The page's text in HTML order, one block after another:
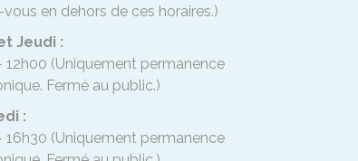
en dehors de ces horaires.)
Jeudi :
12h00 (Uniquement permanence
Fermé au public.)
:
16h30 (Uniquement permanence